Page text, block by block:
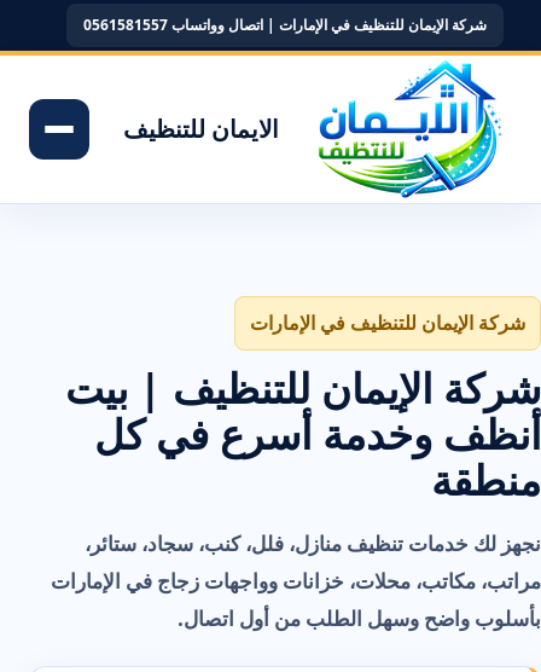
شركة الإيمان للتنظيف في الإمارات | اتصال وواتساب 0561581557
الايمان للتنظيف
شركة الإيمان للتنظيف في الإمارات
شركة الإيمان للتنظيف | بيت
أنظف وخدمة أسرع في كل
منطقة
نجهز لك خدمات تنظيف منازل، فلل، كنب، سجاد، ستائر،
مراتب، مكاتب، محلات، خزانات وواجهات زجاج في الإمارات
بأسلوب واضح وسهل الطلب من أول اتصال.